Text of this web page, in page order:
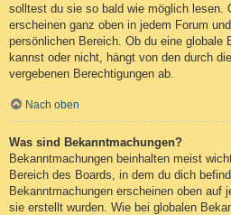
solltest du sie so bald wie möglich lesen.
erscheinen ganz oben in jedem Forum
persönlichen Bereich. Ob du eine globale
kannst oder nicht, hängt von den durch
vergebenen Berechtigungen ab.
Nach oben
Was sind Bekanntmachungen?
Bekanntmachungen beinhalten meist
Bereich des Boards, in dem du dich
Bekanntmachungen erscheinen oben auf
sie erstellt wurden. Wie bei globalen